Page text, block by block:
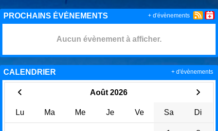
PROCHAINS ÉVÉNEMENTS
Aucun évènement à afficher.
+ d'évènements
CALENDRIER
Août 2026
Lu Ma Me Je Ve Sa Di
+ d'évènements